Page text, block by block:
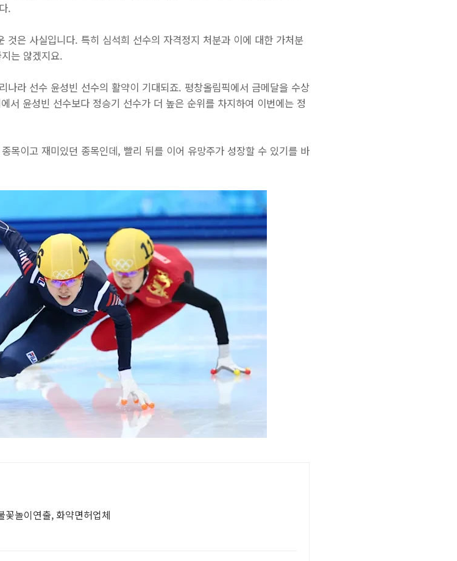
.
것은 사실입니다. 특히 심석희 선수의 자격정지 처분과 이에 대한 가처분
는 않겠지요.
라 선수 윤성빈 선수의 활약이 기대되죠. 평창올림픽에서 금메달을 수상
서 윤성빈 선수보다 정승기 선수가 더 높은 순위를 차지하여 이번에는 정
목이고 재미있던 종목인데, 빨리 뒤를 이어 유망주가 성장할 수 있기를 바
꽃놀이연출, 화약면허업체